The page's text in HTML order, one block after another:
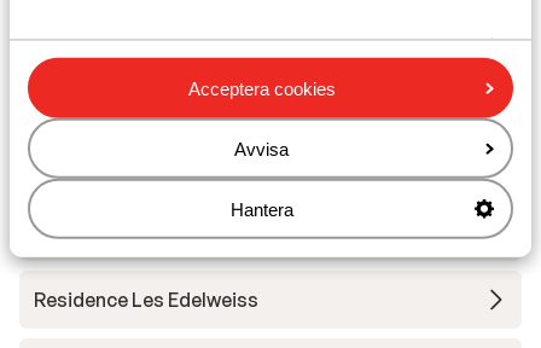
Acceptera cookies
Avvisa
Hantera
Residence Prestige Phoenix A
Chalet Marguerite
Appart' Hotel Prestige Odalys l'Eclose
Residence Les Edelweiss